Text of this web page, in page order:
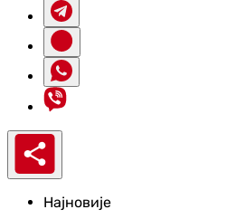
Најновије